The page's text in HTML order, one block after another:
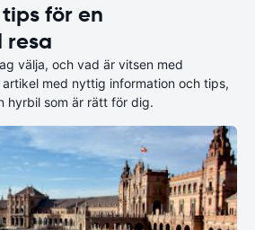
för en
resa
välja, och vad är vitsen med
med nyttig information och tips,
hyrbil som är rätt för dig.